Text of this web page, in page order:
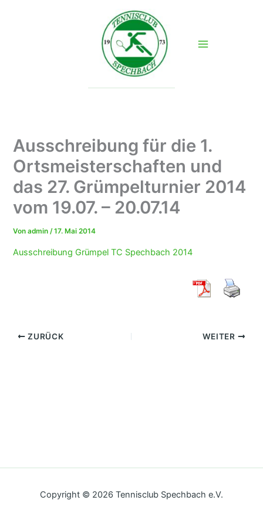
Ausschreibung für die 1.
Ortsmeisterschaften und
das 27. Grümpelturnier 2014
vom 19.07. – 20.07.14
Vonadmin/17. Mai 2014
Ausschreibung Grümpel TC Spechbach 2014
ZURÜCK WEITER
Copyright © 2026 Tennisclub Spechbach e.V.